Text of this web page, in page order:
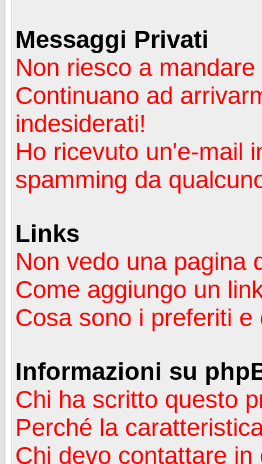
Messaggi Privati
Non riesco a
Continuano ad
indesiderati!
Ho ricevuto un'e-mail
spamming da
Links
Non vedo una pagina
Come aggiungo un
Cosa sono i preferiti
Informazioni su
Chi ha scritto questo
Perché la
Chi devo contattare